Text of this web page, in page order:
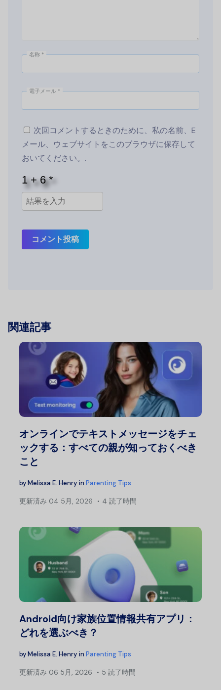
名称 *
電子メール *
次回コメントするときのために、私の名前、E
メール、ウェブサイトをこのブラウザに保存して
おいてください。.
コメント投稿
関連記事
オンラインでテキストメッセージをチェ
ックする：すべての親が知っておくべき
こと
byMelissa E. Henry in Parenting Tips
更新済み 04 5月, 2026 4 読了時間
Android向け家族位置情報共有アプリ：
どれを選ぶべき？
byMelissa E. Henry in Parenting Tips
更新済み 06 5月, 2026 5 読了時間